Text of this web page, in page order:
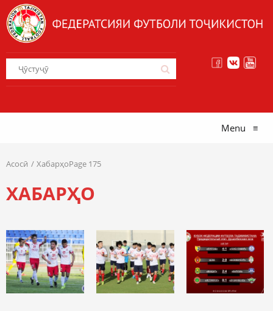
Menu ≡
Асосӣ ХабарҳоPage 175
ХАБАРҲО